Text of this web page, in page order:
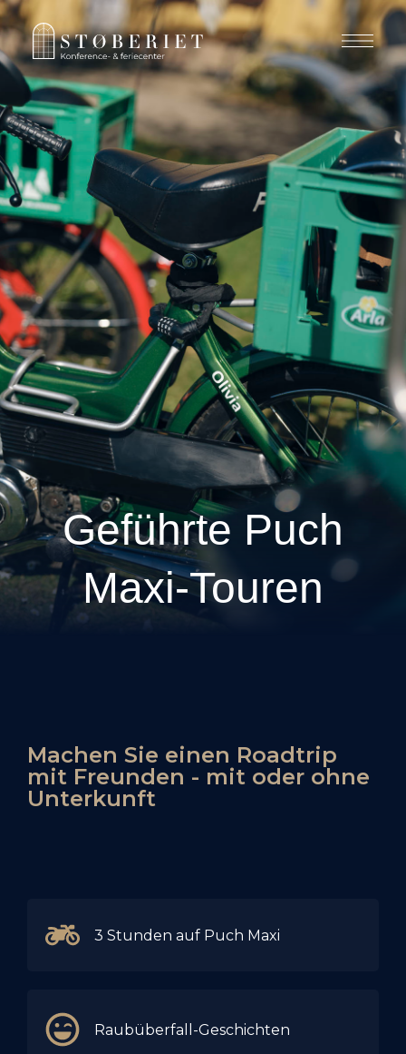
Geführte Puch
Maxi-Touren
Machen Sie einen Roadtrip
mit Freunden - mit oder ohne
Unterkunft
3 Stunden auf Puch Maxi
Raubüberfall-Geschichten